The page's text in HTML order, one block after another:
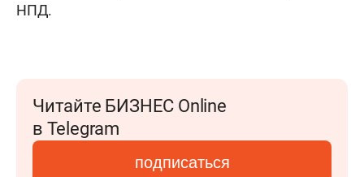
НПД.
Читайте БИЗНЕС Online
в Telegram
подписаться